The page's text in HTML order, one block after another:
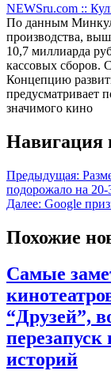
NEWSru.com ::
По данным
производства,
10,7 миллиарда
кассовых сборов.
Концепцию
предусматривает
значимого кино
Навигация
Предыдущая:
подорожало на 20-
Далее: Google
Похожие
Самые
“Друзей”,
перезапуск
историй